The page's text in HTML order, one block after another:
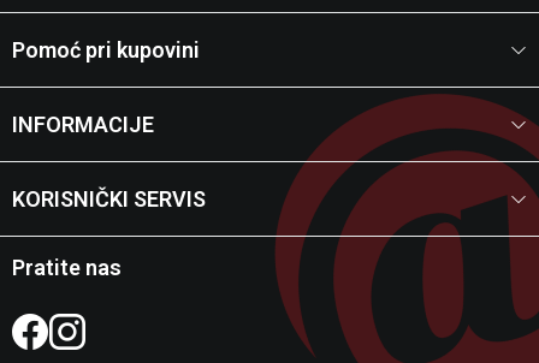
Pomoć pri kupovini
INFORMACIJE
KORISNIČKI SERVIS
Pratite nas